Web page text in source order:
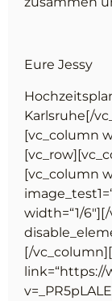
Eure Jessy
Karlsruhe[/
[vc_column
[vc_column
width=“1/
[/